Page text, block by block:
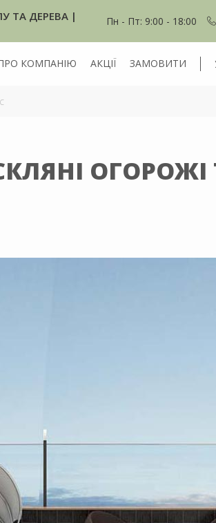
ТА ДЕРЕВА |
Пн - Пт: 9:00 - 18:00
КОМПАНІЮ АКЦІЇ ЗАМОВИТИ
ОГОРОЖІ